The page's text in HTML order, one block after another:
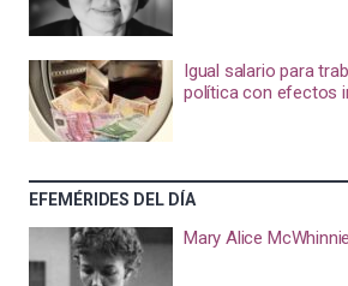
Igual salario para
política con efectos
EFEMÉRIDES DEL DÍA
Mary Alice